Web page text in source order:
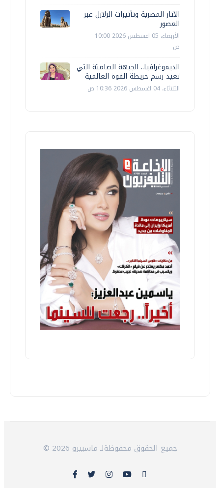
الآثار المصرية وتأثيرات الزلازل عبر
العصور
الأربعاء، 05 اغسطس 2026 10:00
ص
الديموغرافيا.. الجبهة الصامتة التي
تعيد رسم خريطة القوة العالمية
الثلاثاء، 04 اغسطس 2026 10:36 ص
© 2026 جميع الحقوق محفوظةلـ ماسبيرو